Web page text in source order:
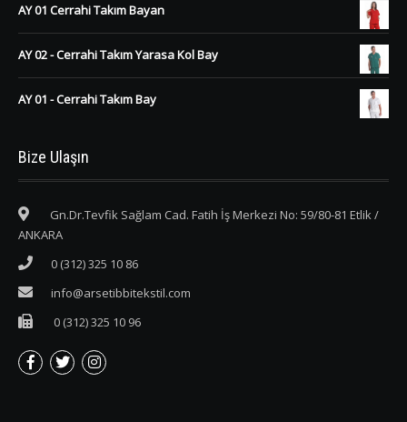
AY 01 Cerrahi Takım Bayan
AY 02 - Cerrahi Takım Yarasa Kol Bay
AY 01 - Cerrahi Takım Bay
Bize Ulaşın
Gn.Dr.Tevfik Sağlam Cad. Fatih İş Merkezi No: 59/80-81 Etlik /
ANKARA
0 (312) 325 10 86
info@arsetibbitekstil.com
0 (312) 325 10 96